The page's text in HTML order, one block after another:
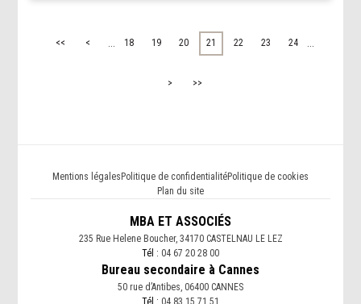
<< < 18 19 20 21 22 23 24
> >>
Mentions légalesPolitique de confidentialitéPolitique de cookies
Plan du site
MBA ET ASSOCIÉS
235 Rue Helene Boucher, 34170 CASTELNAU LE LEZ
Tél : 04 67 20 28 00
Bureau secondaire à Cannes
50 rue d’Antibes, 06400 CANNES
Tél : 04 83 15 71 51